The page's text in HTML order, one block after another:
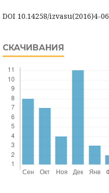
DOI 10.14258/izvasu(2016)4-06
СКАЧИВАНИЯ